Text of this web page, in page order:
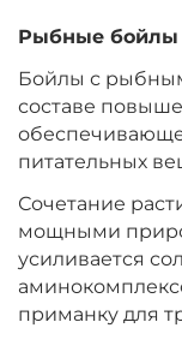
Диаметр:
Вкус:
Диаметр:
Рыбные бойлы
Бойлы с
составе
питательных
Сочетание
мощными
усиливается
приманку для